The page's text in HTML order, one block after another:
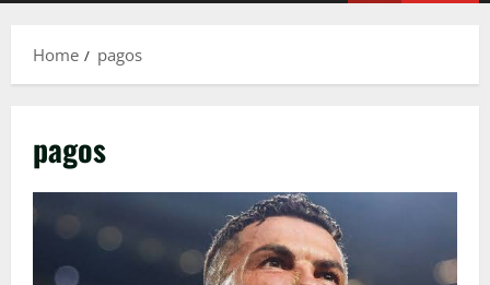
Home pagos
pagos